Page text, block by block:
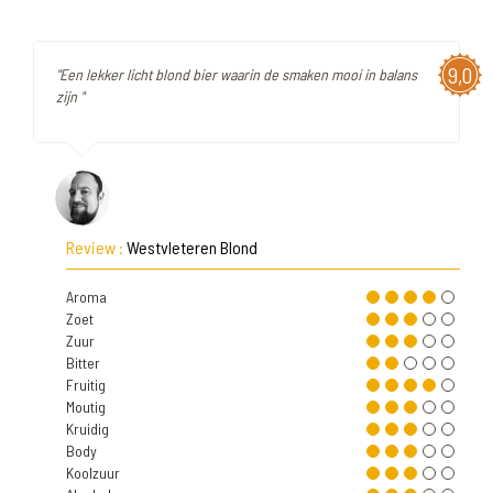
9,0
"Een lekker licht blond bier waarin de smaken mooi in balans
zijn "
Review : Westvleteren Blond
Aroma
Zoet
Zuur
Bitter
Fruitig
Moutig
Kruidig
Body
Koolzuur